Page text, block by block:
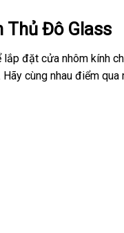
Thủ Đô Glass
lắp đặt cửa nhôm kính
cùng nhau điểm qua